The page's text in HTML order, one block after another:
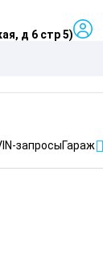
д 6 стр 5)
запросыГараж